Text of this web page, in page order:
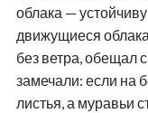
облака —
движущиеся
без ветра, обещал
замечали: если на
листья, а муравьи